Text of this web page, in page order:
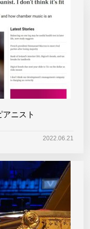
ニスト
2022.06.21